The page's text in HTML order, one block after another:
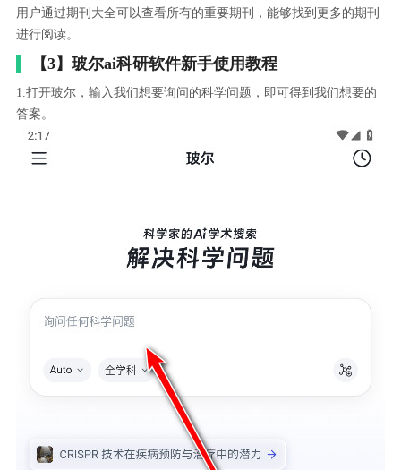
用户通过期刊大全可以查看所有的重要期刊，能够找到更多的期刊
进行阅读。
【3】玻尔ai科研软件新手使用教程
1.打开玻尔，输入我们想要询问的科学问题，即可得到我们想要的
答案。